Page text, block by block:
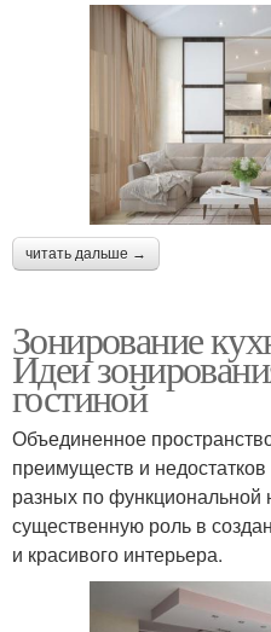
читать дальше →
Зонирование
Идеи
гостиной
Объединенное
преимуществ и
разных по функциональной
существенную роль в
и красивого интерьера.